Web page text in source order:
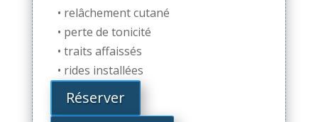
• relâchement cutané
• perte de tonicité
• traits affaissés
• rides installées
Réserver